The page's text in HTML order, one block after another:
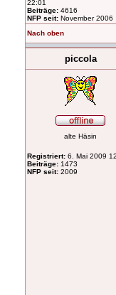
22:01
Beiträge: 4616
NFP seit: November 2006
Nach oben
piccola
alte Häsin
Registriert: 6. Mai 2009
Beiträge: 1473
NFP seit: 2009